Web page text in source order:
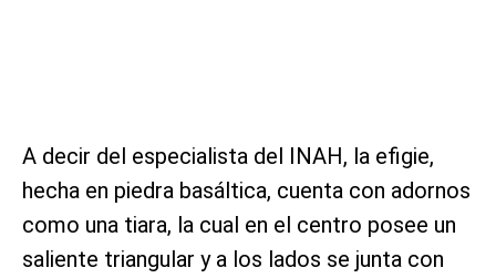
A decir del especialista del INAH, la efigie,
hecha en piedra basáltica, cuenta con adornos
como una tiara, la cual en el centro posee un
saliente triangular y a los lados se junta con